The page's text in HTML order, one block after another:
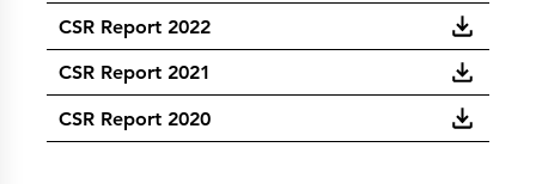
CSR Report 2022
CSR Report 2021
CSR Report 2020